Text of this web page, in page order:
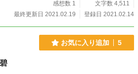
感想数 1
文字数 4,511
最終更新日 2021.02.19
登録日 2021.02.14
お気に入り追加 5